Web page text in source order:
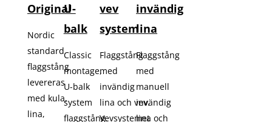
Original
Nordic
standard
flaggstång
levereras
med kula,
lina,
U-
balk
Classic
montage,
U-balk
system
flaggstång.
vev
system
Flaggstång
med
invändig
lina och vev.
Vevsystemet
invändig
lina
Flaggstång
med
manuell
invändig
lina och